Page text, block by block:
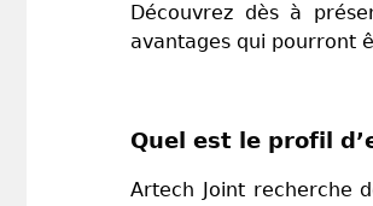
Découvrez dès à
avantages qui pourront
Quel est le profil
Artech Joint recherche